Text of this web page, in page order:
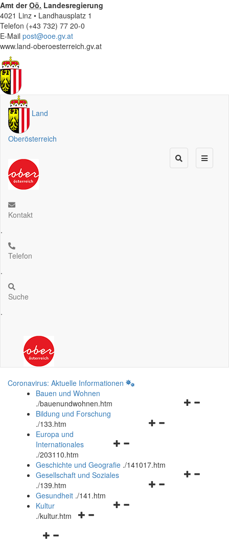
Amt derOö. Landesregierung
4021 Linz • Landhausplatz 1
Telefon (+43 732) 77 20-0
E-Mail post@ooe.gv.at
www.land-oberoesterreich.gv.at
Land
Oberösterreich
Kontakt
.
Telefon
.
Suche
.
Coronavirus: Aktuelle Informationen
Bauen und Wohnen
./bauenundwohnen.htm
Navigationsmenü
Bildung und Forschung
./133.htm
Navigationsmenü
und
schließen
Europa und
Internationales
./203110.htm
Geschichte und Geografie ./141017.htm
Navigationsmenü
Gesellschaft und Soziales
./139.htm
Navigationsmenü
Gesundheit ./141.htm
Navigationsmenü
Kultur
./kultur.htm
Navigationsmenü